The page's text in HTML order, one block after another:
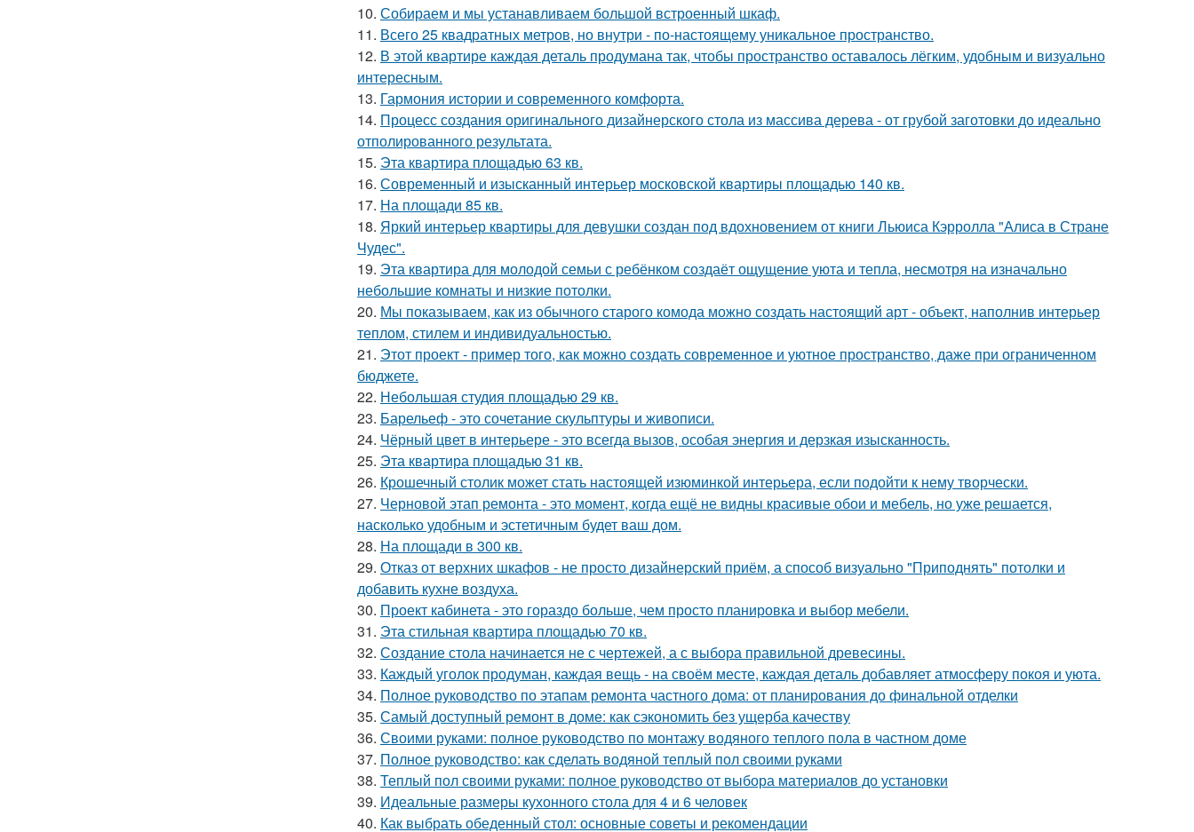
10. Собираем и мы устанавливаем большой встроенный шкаф.
11. Всего 25 квадратных метров, но внутри - по-настоящему уникальное пространство.
12. В этой квартире каждая деталь продумана так, чтобы пространство оставалось лёгким, удобным и визуально
интересным.
13. Гармония истории и современного комфорта.
14. Процесс создания оригинального дизайнерского стола из массива дерева - от грубой заготовки до идеально
отполированного результата.
15. Эта квартира площадью 63 кв.
16. Современный и изысканный интерьер московской квартиры площадью 140 кв.
17. На площади 85 кв.
18. Яркий интерьер квартиры для девушки создан под вдохновением от книги Льюиса Кэрролла "Алиса в Стране
Чудес".
19. Эта квартира для молодой семьи с ребёнком создаёт ощущение уюта и тепла, несмотря на изначально
небольшие комнаты и низкие потолки.
20. Мы показываем, как из обычного старого комода можно создать настоящий арт - объект, наполнив интерьер
теплом, стилем и индивидуальностью.
21. Этот проект - пример того, как можно создать современное и уютное пространство, даже при ограниченном
бюджете.
22. Небольшая студия площадью 29 кв.
23. Барельеф - это сочетание скульптуры и живописи.
24. Чёрный цвет в интерьере - это всегда вызов, особая энергия и дерзкая изысканность.
25. Эта квартира площадью 31 кв.
26. Крошечный столик может стать настоящей изюминкой интерьера, если подойти к нему творчески.
27. Черновой этап ремонта - это момент, когда ещё не видны красивые обои и мебель, но уже решается,
насколько удобным и эстетичным будет ваш дом.
28. На площади в 300 кв.
29. Отказ от верхних шкафов - не просто дизайнерский приём, а способ визуально "Приподнять" потолки и
добавить кухне воздуха.
30. Проект кабинета - это гораздо больше, чем просто планировка и выбор мебели.
31. Эта стильная квартира площадью 70 кв.
32. Создание стола начинается не с чертежей, а с выбора правильной древесины.
33. Каждый уголок продуман, каждая вещь - на своём месте, каждая деталь добавляет атмосферу покоя и уюта.
34. Полное руководство по этапам ремонта частного дома: от планирования до финальной отделки
35. Самый доступный ремонт в доме: как сэкономить без ущерба качеству
36. Своими руками: полное руководство по монтажу водяного теплого пола в частном доме
37. Полное руководство: как сделать водяной теплый пол своими руками
38. Теплый пол своими руками: полное руководство от выбора материалов до установки
39. Идеальные размеры кухонного стола для 4 и 6 человек
40. Как выбрать обеденный стол: основные советы и рекомендации